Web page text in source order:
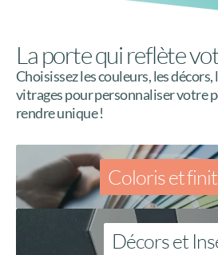
La porte qui reflète
Choisissez les couleurs, les décors,
vitrages pour personnaliser votre
rendre unique !
Coloris et
Décors et